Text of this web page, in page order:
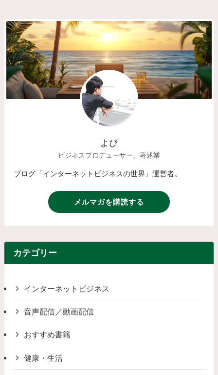
よぴ
ビジネスプロデューサー、著述業
ブログ「インターネットビジネスの世界」運営者。
メルマガを購読する
カテゴリー
インターネットビジネス
音声配信／動画配信
おすすめ書籍
健康・生活